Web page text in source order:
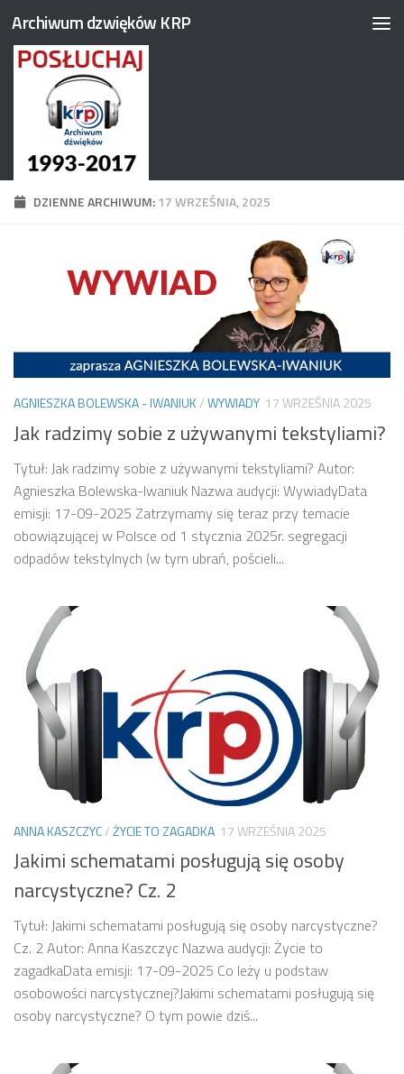
Przejdź do treści
Archiwum dzwięków KRP
DZIENNE ARCHIWUM:17 WRZEŚNIA, 2025
AGNIESZKA BOLEWSKA - IWANIUK/WYWIADY 17 WRZEŚNIA 2025
Jak radzimy sobie z używanymi tekstyliami?
Tytuł: Jak radzimy sobie z używanymi tekstyliami? Autor:
Agnieszka Bolewska-Iwaniuk Nazwa audycji: WywiadyData
emisji: 17-09-2025 Zatrzymamy się teraz przy temacie
obowiązującej w Polsce od 1 stycznia 2025r. segregacji
odpadów tekstylnych (w tym ubrań, pościeli...
ANNA KASZCZYC/ŻYCIE TO ZAGADKA 17 WRZEŚNIA 2025
Jakimi schematami posługują się osoby
narcystyczne? Cz. 2
Tytuł: Jakimi schematami posługują się osoby narcystyczne?
Cz. 2 Autor: Anna Kaszczyc Nazwa audycji: Życie to
zagadkaData emisji: 17-09-2025 Co leży u podstaw
osobowości narcystycznej?Jakimi schematami posługują się
osoby narcystyczne? O tym powie dziś...